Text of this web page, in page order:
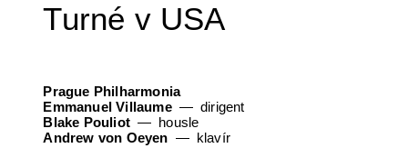
Turné v USA
Prague Philharmonia
Emmanuel Villaume
dirigent
Blake Pouliot
housle
Andrew von Oeyen
klavír